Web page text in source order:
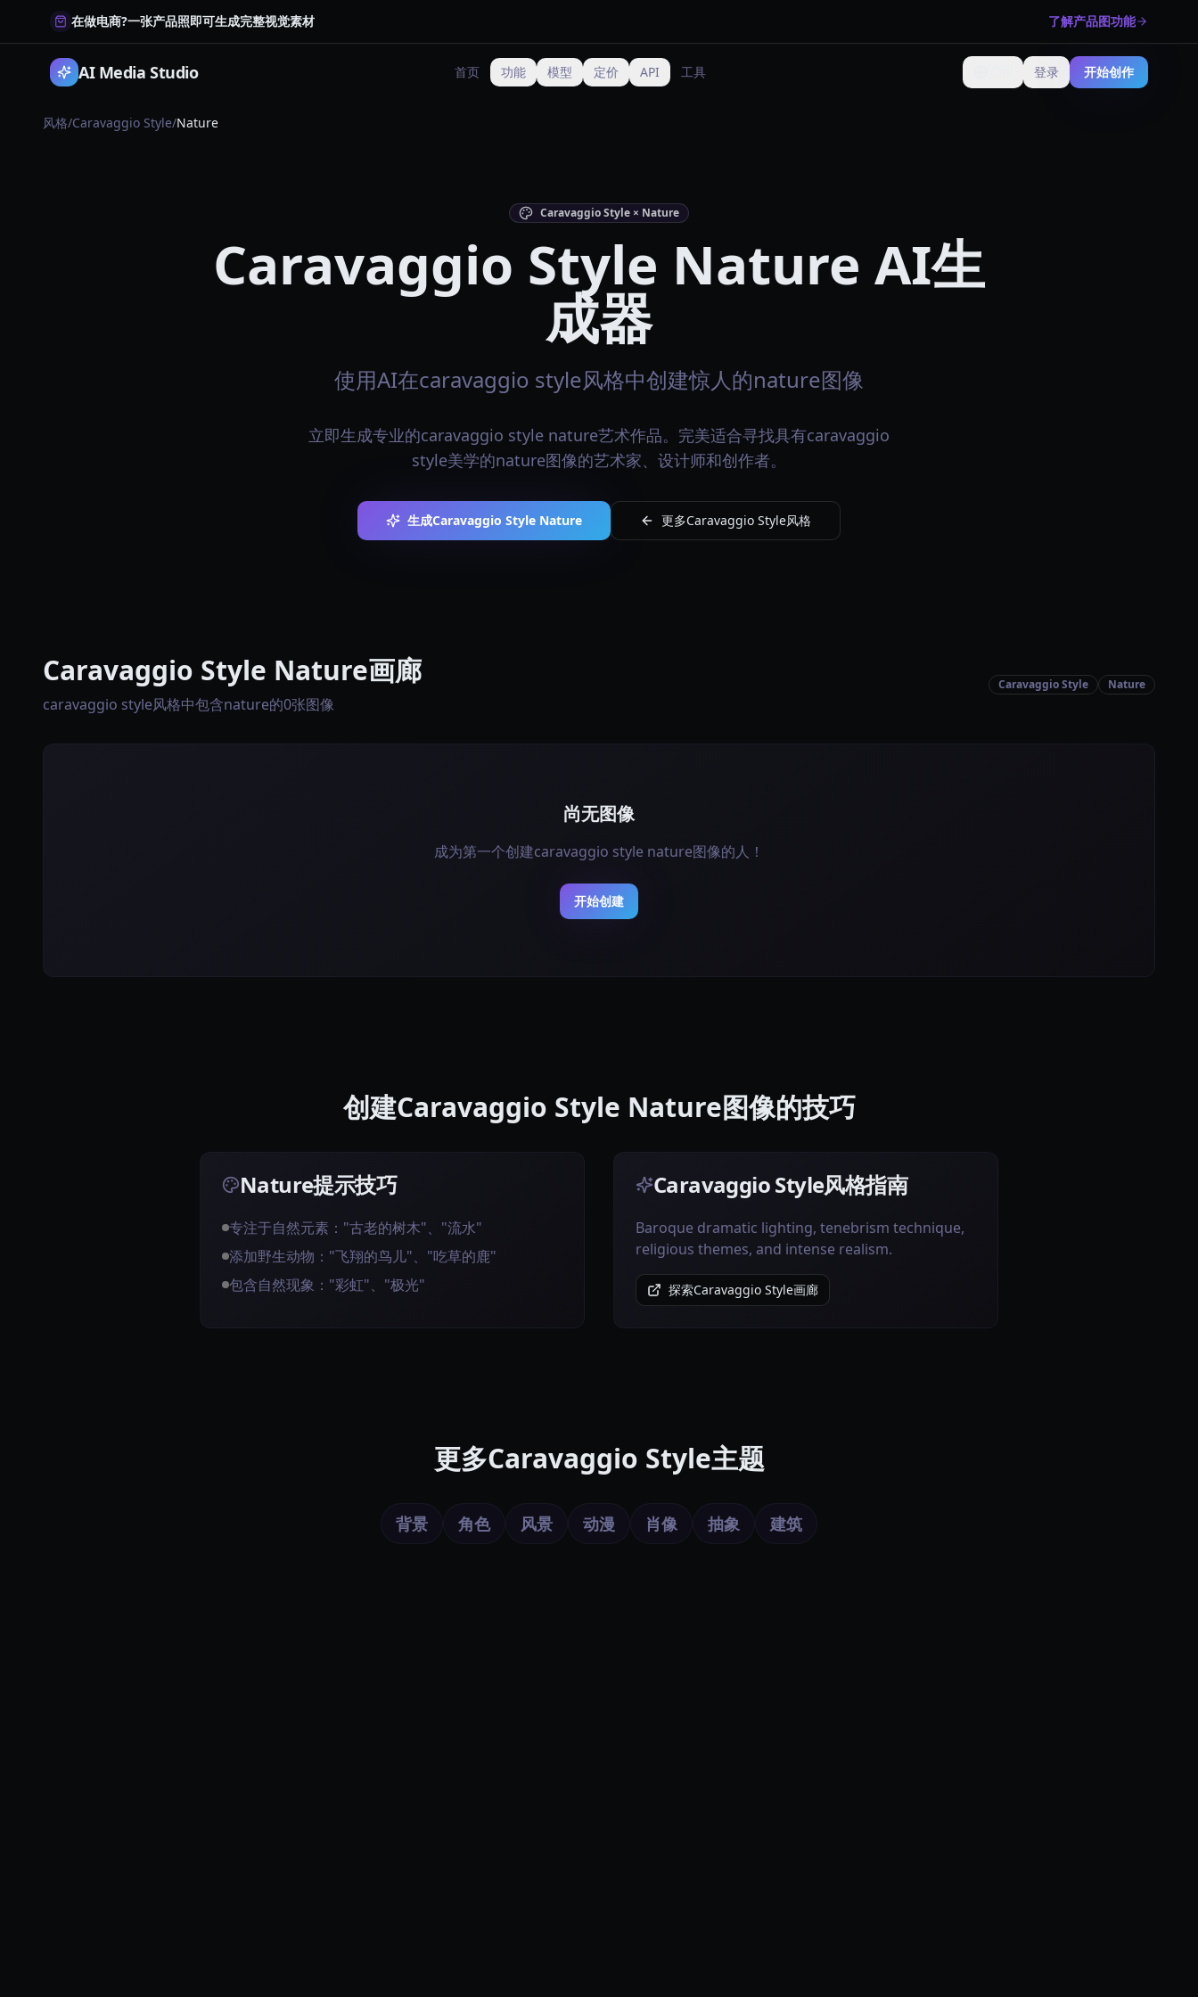
在做电商?一张产品照即可生成完整视觉素材 了解产品图功能
AI Media Studio 首页 功能 模型 定价 API 工具 更改语言登录 开始创作
风格/Caravaggio Style/Nature
Caravaggio Style × Nature
Caravaggio Style Nature AI生
成器
使用AI在caravaggio style风格中创建惊人的nature图像
立即生成专业的caravaggio style nature艺术作品。完美适合寻找具有caravaggio
style美学的nature图像的艺术家、设计师和创作者。
生成Caravaggio Style Nature 更多Caravaggio Style风格
Caravaggio Style Nature画廊
caravaggio style风格中包含nature的0张图像
Caravaggio Style Nature
尚无图像
成为第一个创建caravaggio style nature图像的人！
开始创建
创建Caravaggio Style Nature图像的技巧
Nature提示技巧
专注于自然元素："古老的树木"、"流水"
添加野生动物："飞翔的鸟儿"、"吃草的鹿"
包含自然现象："彩虹"、"极光"
Caravaggio Style风格指南
Baroque dramatic lighting, tenebrism technique,
religious themes, and intense realism.
探索Caravaggio Style画廊
更多Caravaggio Style主题
背景 角色 风景 动漫 肖像 抽象 建筑